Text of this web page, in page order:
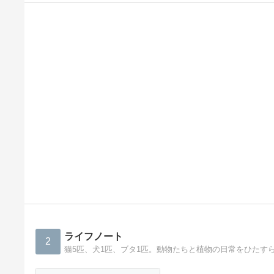
2 ライフノート
猫5匹、犬1匹、ブタ1匹。動物たちと植物の日常をひたす